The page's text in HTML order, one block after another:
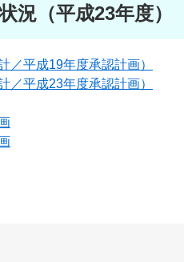
況（平成23年度）
／平成19年度承認計画）
／平成23年度承認計画）